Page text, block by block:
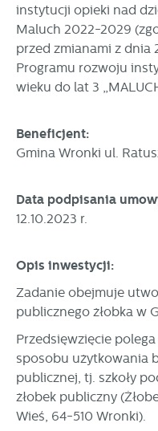
instytucji opieki nad
Maluch 2022-2029
przed zmianami z dnia
Programu rozwoju
wieku do lat 3
Beneficjent:
Gmina Wronki ul.
Data podpisania
12.10.2023 r.
Opis inwestycji:
Zadanie obejmuje
publicznego żłobka w
Przedsięwzięcie
sposobu użytkowania
publicznej, tj. szkoły
żłobek publiczny
Wieś, 64-510 Wronki).
partnerami oraz innych
w charakterze
postaci wiadomości,
społecznościowych.